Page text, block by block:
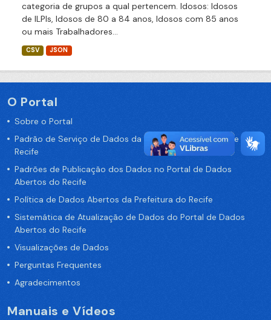
categoria de grupos a qual pertencem. Idosos: Idosos
de ILPIs, Idosos de 80 a 84 anos, Idosos com 85 anos
ou mais Trabalhadores...
CSV JSON
O Portal
Sobre o Portal
Padrão de Serviço de Dados da Prefeitura da Cidade de
Recife
Padrões de Publicação dos Dados no Portal de Dados
Abertos do Recife
Política de Dados Abertos da Prefeitura do Recife
Sistemática de Atualização de Dados do Portal de Dados
Abertos do Recife
Visualizações de Dados
Perguntas Frequentes
Agradecimentos
Manuais e Vídeos